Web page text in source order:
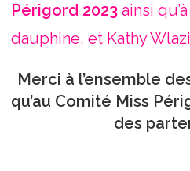
Périgord 2023 ainsi
dauphine, et Kathy
Merci à l’ensemble
qu’au Comité Miss
des